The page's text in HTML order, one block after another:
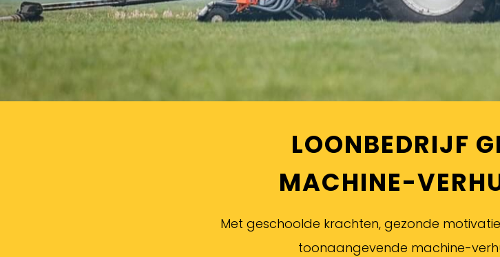
LOONBEDRIJF
MACHINE-
Met geschoolde krachten, gezonde
toonaangevende machine-